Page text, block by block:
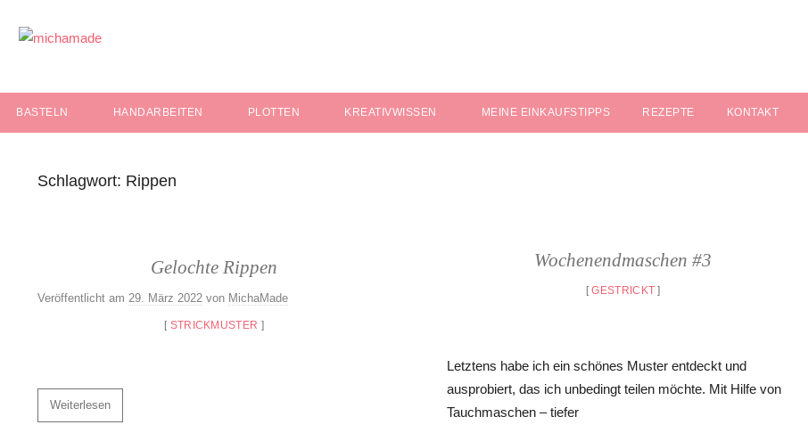
Inhalt
Gemacht
BASTELN HANDARBEITEN PLOTTEN KREATIVWISSEN MEINE EINKAUFSTIPPS REZEPTE KONTAKT
Schlagwort: Rippen
Gelochte Rippen
Veröffentlicht am 29. März 2022 von MichaMade
[ STRICKMUSTER ]
Weiterlesen
Wochenendmaschen #3
[GESTRICKT ]
Letztens habe ich ein schönes Muster entdeckt und
ausprobiert, das ich unbedingt teilen möchte. Mit Hilfe von
Tauchmaschen – tiefer